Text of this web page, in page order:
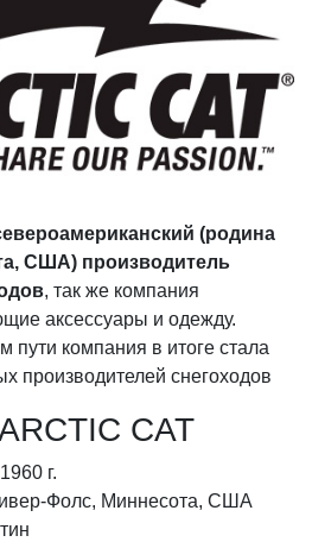
(родина
США) производитель
, так же компания
аксессуары и одежду.
пути компания в итоге стала
производителей снегоходов
CAT
г.
Фолс, Миннесота, США